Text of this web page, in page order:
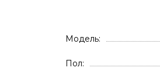
Модель
Пол